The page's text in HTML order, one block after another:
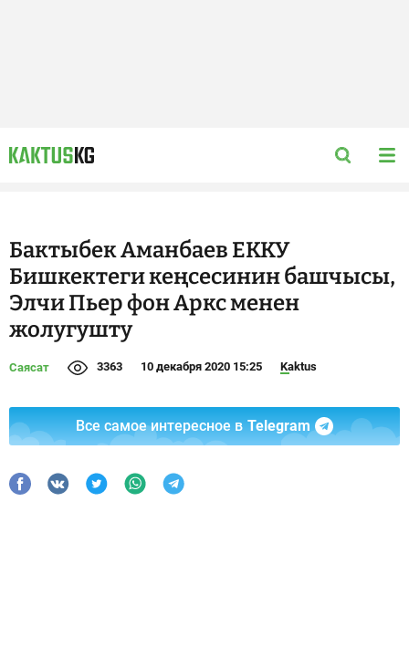
Бактыбек Аманбаев ЕККУ
Бишкектеги кеңсесинин башчысы,
Элчи Пьер фон Аркс менен
жолугушту
Саясат 3363 10 декабря 2020 15:25 Kaktus
Все самое интересное в Telegram